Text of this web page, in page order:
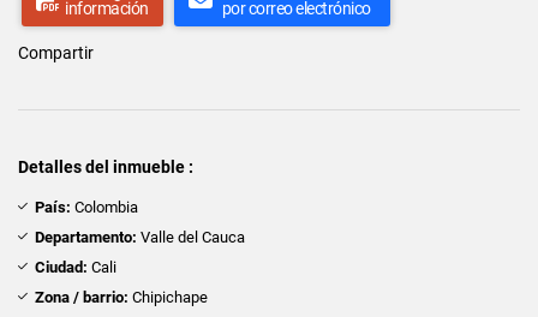
información
por correo electrónico
Compartir
Detalles del inmueble :
País: Colombia
Departamento: Valle del Cauca
Ciudad: Cali
Zona / barrio: Chipichape